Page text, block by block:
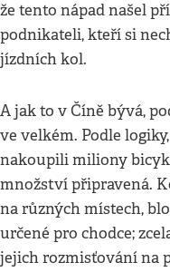
že tento nápad našel
podnikateli, kteří si
jízdních kol.
A jak to v Číně bývá,
ve velkém. Podle
nakoupili miliony
množství připravená.
na různých místech,
určené pro chodce;
jejich rozmisťování na